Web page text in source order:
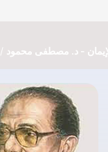
- د. مصطفى محمود